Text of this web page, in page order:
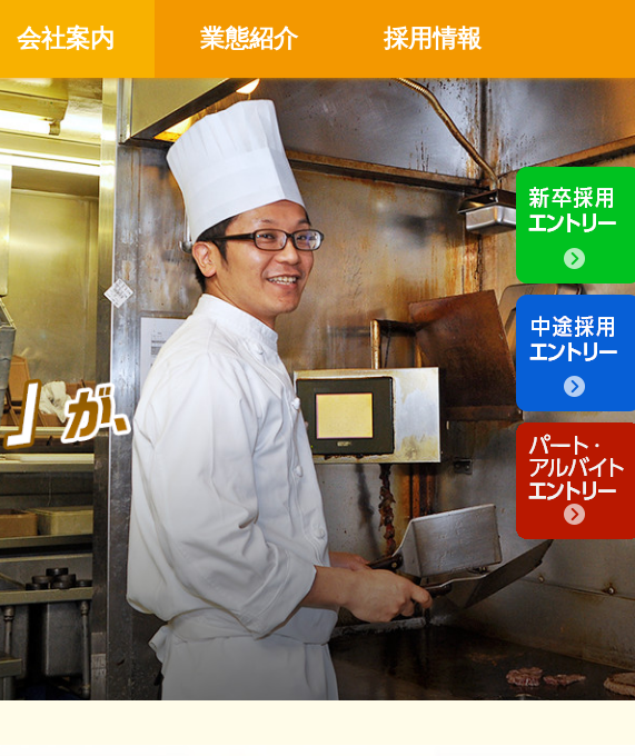
会社案内 業態紹介 採用情報